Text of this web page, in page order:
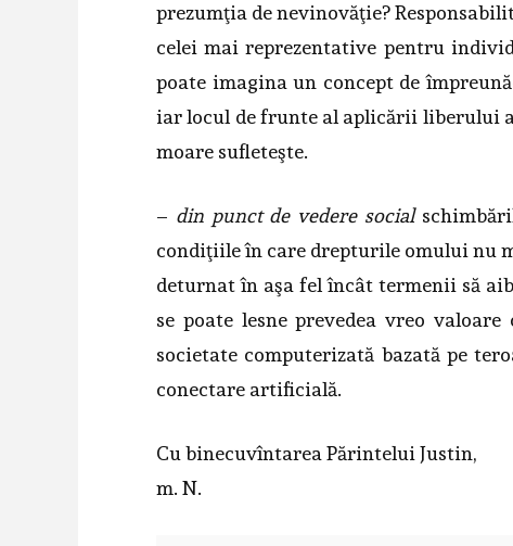
prezumţia de nevinovăţie?
celei mai reprezentative pentru
poate imagina un concept de
iar locul de frunte al aplicării liberului
moare sufleteşte.
– din punct de vedere social
condiţiile în care drepturile omului nu
deturnat în aşa fel încât termenii să
se poate lesne prevedea vreo
societate computerizată bazată pe
conectare artificială.
Cu binecuvîntarea Părintelui Justin,
m. N.